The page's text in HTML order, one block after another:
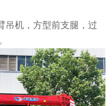
吊机，方型前支腿，过